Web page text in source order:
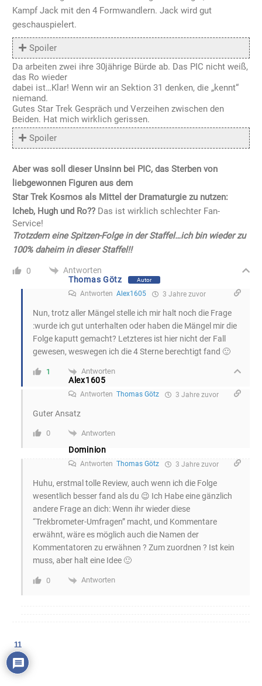
Kampf Jack mit den 4 Formwandlern. Jack wird gut
geschauspielert.
Spoiler
Da arbeiten zwei ihre 30jährige Bürde ab. Das PIC nicht weiß,
das Ro wieder
dabei ist…Klar! Wenn wir an Sektion 31 denken, die „kennt“
niemand.
Gutes Star Trek Gespräch und Verzeihen zwischen den
Beiden. Hat mich wirklich gerissen.
Spoiler
Aber was soll dieser Unsinn bei PIC, das Sterben von
liebgewonnen Figuren aus dem
Star Trek Kosmos als Mittel der Dramaturgie zu nutzen:
Icheb, Hugh und Ro?? Das ist wirklich schlechter Fan-
Service!
Trotzdem eine Spitzen-Folge in der Staffel…ich bin wieder zu
100% daheim in dieser Staffel!!
0
Antworten
Thomas Götz
Autor
Antworten Alex1605 3 Jahre zuvor
Nun, trotz aller Mängel stelle ich mir halt noch die Frage
:wurde ich gut unterhalten oder haben die Mängel mir die
Folge kaputt gemacht? Letzteres ist hier nicht der Fall
gewesen, weswegen ich die 4 Sterne berechtigt fand 🙂
1 Antworten
Alex1605
Antworten Thomas Götz 3 Jahre zuvor
Guter Ansatz
0 Antworten
Dominion
Antworten Thomas Götz 3 Jahre zuvor
Huhu, erstmal tolle Review, auch wenn ich die Folge
wesentlich besser fand als du 😉 Ich Habe eine gänzlich
andere Frage an dich: Wenn ihr wieder diese
“Trekbrometer-Umfragen” macht, und Kommentare
erwähnt, wäre es möglich auch die Namen der
Kommentatoren zu erwähnen ? Zum zuordnen ? Ist kein
muss, aber halt eine Idee 🙂
0 Antworten
11